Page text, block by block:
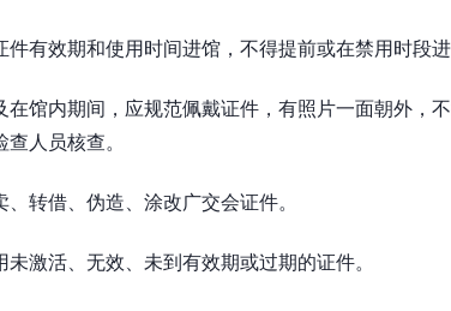
件有效期和使用时间进馆，不得提前或在禁用时段进
在馆内期间，应规范佩戴证件，有照片一面朝外，
人员核查。
、转借、伪造、涂改广交会证件。
未激活、无效、未到有效期或过期的证件。